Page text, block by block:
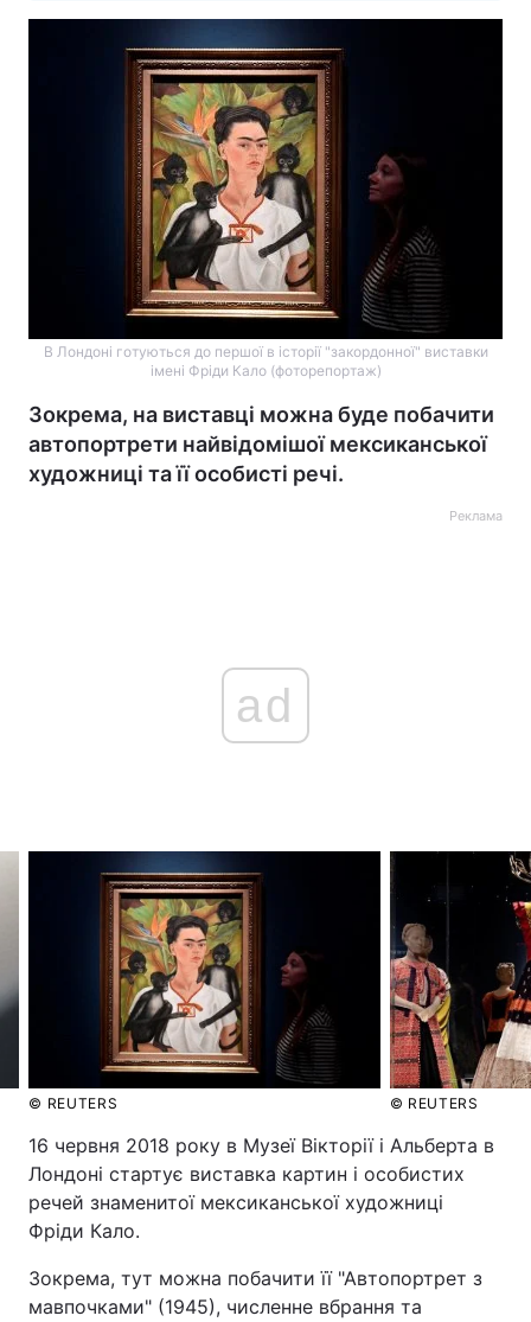
В Лондоні готуються до першої в історії "закордонної" виставки
імені Фріди Кало (фоторепортаж)
Зокрема, на виставці можна буде побачити
автопортрети найвідомішої мексиканської
художниці та її особисті речі.
Реклама
ad
© REUTERS © REUTERS
16 червня 2018 року в Музеї Вікторії і Альберта в
Лондоні стартує виставка картин і особистих
речей знаменитої мексиканської художниці
Фріди Кало.
Зокрема, тут можна побачити її "Автопортрет з
мавпочками" (1945), численне вбрання та